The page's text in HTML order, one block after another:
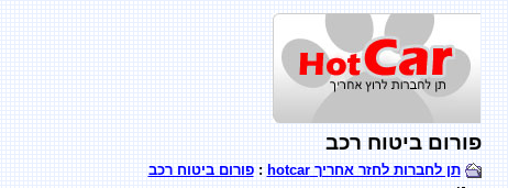
פורום ביטוח רכב
תן לחברות לחזר אחריך hotcar :פורום ביטוח רכב